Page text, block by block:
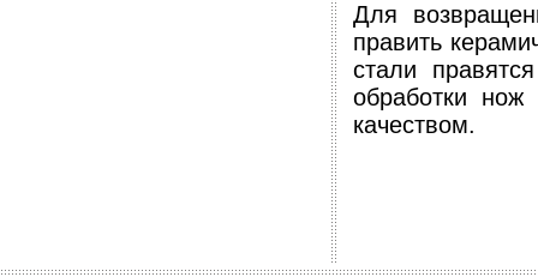
Для
править
стали
обработки
качеством.